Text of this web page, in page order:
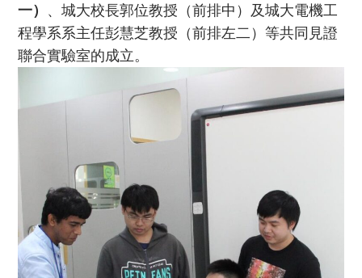
一） 、城大校長郭位教授（前排中）及城大電機工
程學系系主任彭慧芝教授（前排左二）等共同見證
聯合實驗室的成立。